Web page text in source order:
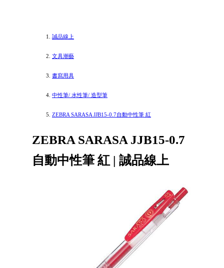
誠品線上
文具潮藝
書寫用具
中性筆/ 水性筆/ 造型筆
ZEBRA SARASA JJB15-0.7自動中性筆 紅
ZEBRA SARASA JJB15-0.7
自動中性筆 紅 | 誠品線上